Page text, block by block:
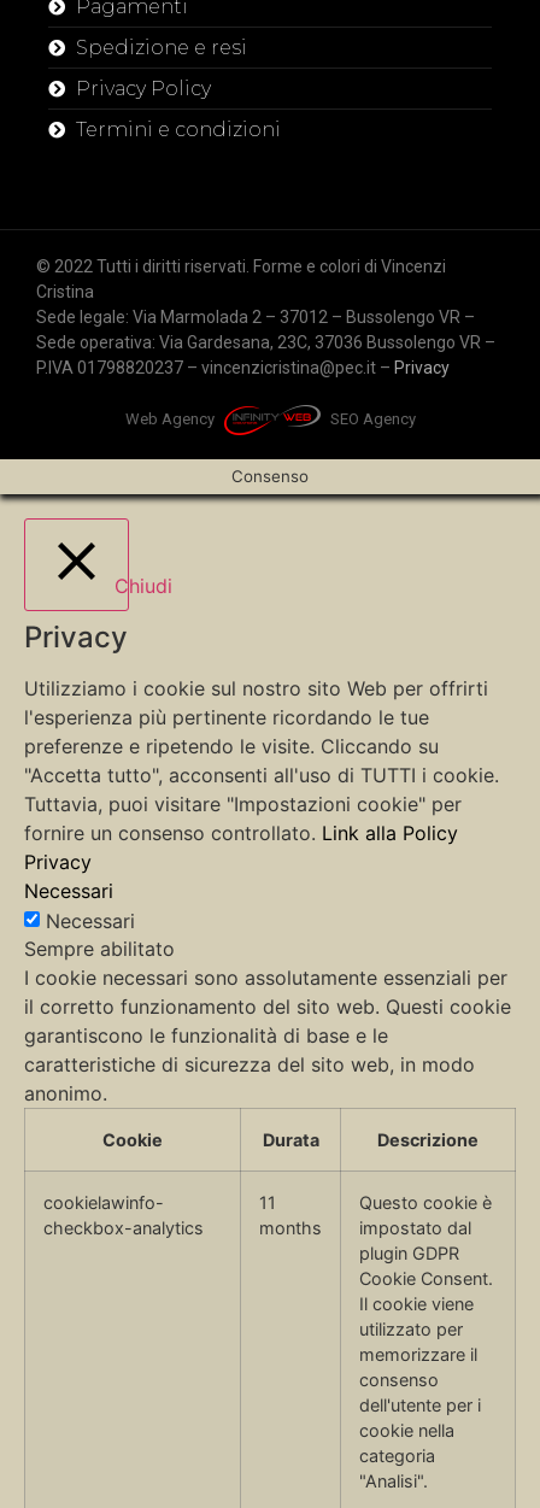
Pagamenti
Spedizione e resi
Privacy Policy
Termini e condizioni
© 2022 Tutti i diritti riservati. Forme e colori di Vincenzi
Cristina
Sede legale: Via Marmolada 2 – 37012 – Bussolengo VR –
Sede operativa: Via Gardesana, 23C, 37036 Bussolengo VR –
P.IVA 01798820237 – vincenzicristina@pec.it – Privacy
Web Agency SEO Agency
Consenso
Chiudi
Privacy
Utilizziamo i cookie sul nostro sito Web per offrirti
l'esperienza più pertinente ricordando le tue
preferenze e ripetendo le visite. Cliccando su
"Accetta tutto", acconsenti all'uso di TUTTI i cookie.
Tuttavia, puoi visitare "Impostazioni cookie" per
fornire un consenso controllato. Link alla Policy
Privacy
Necessari
Necessari
Sempre abilitato
I cookie necessari sono assolutamente essenziali per
il corretto funzionamento del sito web. Questi cookie
garantiscono le funzionalità di base e le
caratteristiche di sicurezza del sito web, in modo
anonimo.
Cookie Durata Descrizione
cookielawinfo-
checkbox-analytics
11
months
Questo cookie è
impostato dal
plugin GDPR
Cookie Consent.
Il cookie viene
utilizzato per
memorizzare il
consenso
dell'utente per i
cookie nella
categoria
"Analisi".